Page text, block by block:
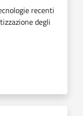
recenti
degli